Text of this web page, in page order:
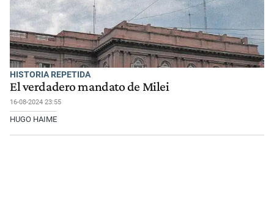
HISTORIA REPETIDA
El verdadero mandato de Milei
16-08-2024 23:55
HUGO HAIME